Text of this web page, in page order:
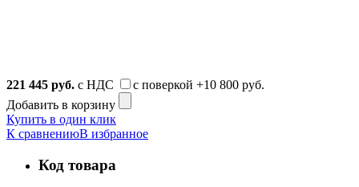
221 445 руб. с НДС с поверкой +10 800 руб.
Добавить в корзину
Купить в один клик
К сравнениюВ избранное
Код товара